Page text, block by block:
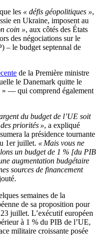
les « défis géopolitiques »,
en Ukraine, imposent au
coin », aux côtés des États
des négociations sur le
– le budget septennal de
de la Première ministre
le Danemark quitte le
» — qui comprend également
du budget de l’UE soit
priorités », a expliqué
la présidence tournante
1er juillet. « Mais vous ne
un budget de 1 % [du PIB
augmentation budgétaire
sources de financement
semaines de la
de sa proposition pour
juillet. L’exécutif européen
à 1 % du PIB de l’UE,
militaire croissante posée